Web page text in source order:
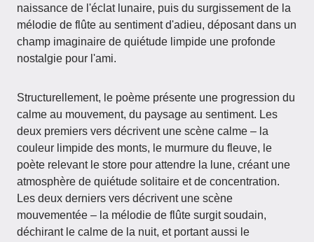
naissance de l'éclat lunaire, puis du surgissement de la
mélodie de flûte au sentiment d'adieu, déposant dans un
champ imaginaire de quiétude limpide une profonde
nostalgie pour l'ami.
Structurellement, le poème présente une progression du
calme au mouvement, du paysage au sentiment. Les
deux premiers vers décrivent une scène calme – la
couleur limpide des monts, le murmure du fleuve, le
poète relevant le store pour attendre la lune, créant une
atmosphère de quiétude solitaire et de concentration.
Les deux derniers vers décrivent une scène
mouvementée – la mélodie de flûte surgit soudain,
déchirant le calme de la nuit, et portant aussi le